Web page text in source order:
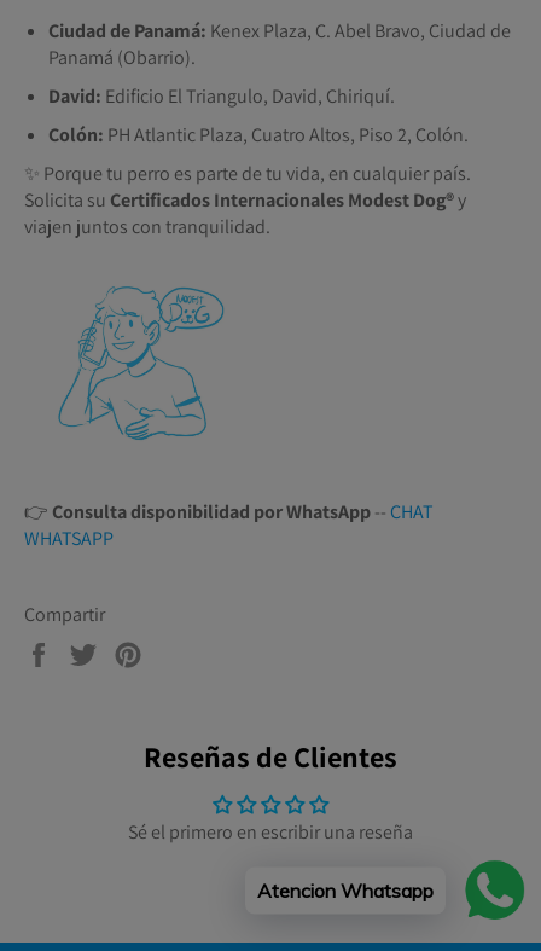
Ciudad de Panamá: Kenex Plaza, C. Abel Bravo, Ciudad de
Panamá (Obarrio).
David: Edificio El Triangulo, David, Chiriquí.
Colón: PH Atlantic Plaza, Cuatro Altos, Piso 2, Colón.
✨ Porque tu perro es parte de tu vida, en cualquier país.
Solicita su Certificados Internacionales Modest Dog®️y
viajen juntos con tranquilidad.
👉 Consulta disponibilidad por WhatsApp-- CHAT
WHATSAPP
Compartir
Compartir
Tuitear
Reseñas de Clientes
Sé el primero en escribir una reseña
Atencion Whatsapp